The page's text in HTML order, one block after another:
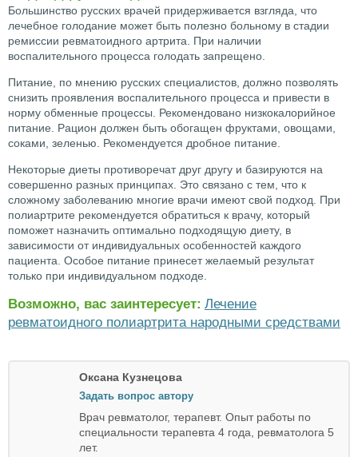
Большинство русских врачей придерживается взгляда, что
лечебное голодание может быть полезно больному в стадии
ремиссии ревматоидного артрита. При наличии
воспалительного процесса голодать запрещено.
Питание, по мнению русских специалистов, должно позволять
снизить проявления воспалительного процесса и привести в
норму обменные процессы. Рекомендовано низкокалорийное
питание. Рацион должен быть обогащен фруктами, овощами,
соками, зеленью. Рекомендуется дробное питание.
Некоторые диеты противоречат друг другу и базируются на
совершенно разных принципах. Это связано с тем, что к
сложному заболеванию многие врачи имеют свой подход. При
полиартрите рекомендуется обратиться к врачу, который
поможет назначить оптимально подходящую диету, в
зависимости от индивидуальных особенностей каждого
пациента. Особое питание принесет желаемый результат
только при индивидуальном подходе.
Возможно, вас заинтересует: Лечение
ревматоидного полиартрита народными средствами
Оксана Кузнецова
Задать вопрос автору
Врач ревматолог, терапевт. Опыт работы по
специальности терапевта 4 года, ревматолога 5
лет.